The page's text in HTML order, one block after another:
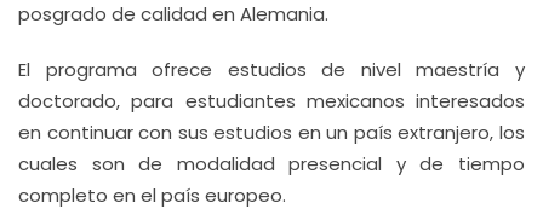
posgrado de calidad en Alemania.
El programa ofrece estudios de nivel maestría y
doctorado, para estudiantes mexicanos interesados
en continuar con sus estudios en un país extranjero, los
cuales son de modalidad presencial y de tiempo
completo en el país europeo.